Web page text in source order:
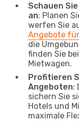
Schauen
an: Planen
werfen Sie
Angebote
die
finden Sie
Mietwagen.
Profitieren
Angeboten:
sichern Sie
Hotels und
maximale